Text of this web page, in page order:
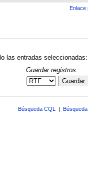
Enlace
las entradas seleccionadas:
Guardar registros:
Guardar
Búsqueda CQL